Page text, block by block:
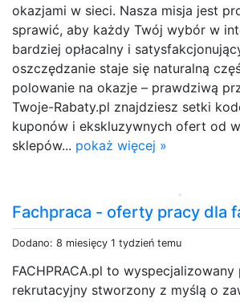
okazjami w sieci. Nasza misja jest
sprawić, aby każdy Twój wybór w
bardziej opłacalny i
oszczędzanie staje się naturalną
polowanie na okazje – prawdziwą
Twoje-Rabaty.pl znajdziesz setki
kuponów i ekskluzywnych ofert od
sklepów... pokaż więcej »
Fachpraca - oferty pracy dla
Dodano: 8 miesięcy 1 tydzień temu
FACHPRACA.pl to
rekrutacyjny stworzony z myślą o